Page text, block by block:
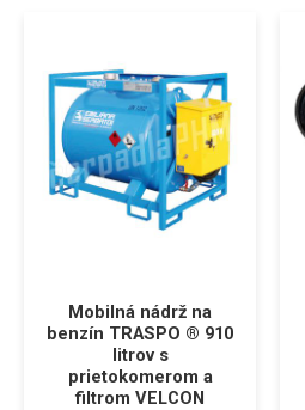
Mobilná nádrž na
benzín TRASPO ® 910
litrov s
prietokomerom a
filtrom VELCON